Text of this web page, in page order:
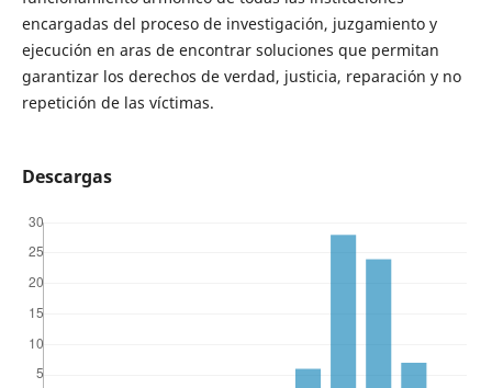
encargadas del proceso de investigación, juzgamiento y
ejecución en aras de encontrar soluciones que permitan
garantizar los derechos de verdad, justicia, reparación y no
repetición de las víctimas.
Descargas